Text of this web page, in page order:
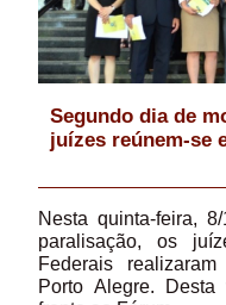
Segundo dia de
juízes reúnem-se
Nesta quinta-feira,
paralisação, os
Federais
Porto Alegre.